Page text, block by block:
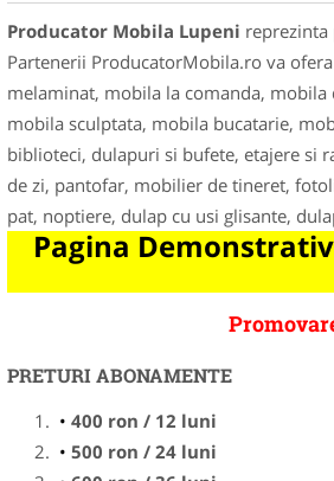
Producator Mobila Lupeni
Partenerii ProducatorMobila.ro va
melaminat, mobila la comanda,
mobila sculptata, mobila bucatarie,
biblioteci, dulapuri si bufete, etajere si
de zi, pantofar, mobilier de tineret,
pat, noptiere, dulap cu usi glisante,
Pagina
PRETURI ABONAMENTE
400 ron / 12 luni
500 ron / 24 luni